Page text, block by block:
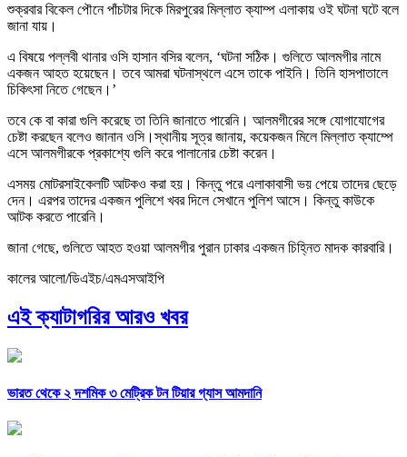
শুক্রবার বিকেল পৌনে পাঁচটার দিকে মিরপুরের মিল্লাত ক্যাম্প এলাকায় ওই ঘটনা ঘটে বলে
জানা যায়।
এ বিষয়ে পল্লবী থানার ওসি হাসান বসির বলেন, ‘ঘটনা সঠিক। গুলিতে আলমগীর নামে
একজন আহত হয়েছেন। তবে আমরা ঘটনাস্থলে এসে তাকে পাইনি। তিনি হাসপাতালে
চিকিৎসা নিতে গেছেন।’
তবে কে বা কারা গুলি করেছে তা তিনি জানাতে পারেনি। আলমগীরের সঙ্গে যোগাযোগের
চেষ্টা করছেন বলেও জানান ওসি।স্থানীয় সূত্র জানায়, কয়েকজন মিলে মিল্লাত ক্যাম্পে
এসে আলমগীরকে প্রকাশ্যে গুলি করে পালানোর চেষ্টা করেন।
এসময় মোটরসাইকেলটি আটকও করা হয়। কিন্তু পরে এলাকাবাসী ভয় পেয়ে তাদের ছেড়ে
দেন। এরপর তাদের একজন পুলিশে খবর দিলে সেখানে ‍পুলিশ আসে। কিন্তু কাউকে
আটক করতে পারেনি।
জানা গেছে, গুলিতে আহত হওয়া আলমগীর ‍পুরান ঢাকার একজন চিহ্নিত মাদক কারবারি।
কালের আলো/ডিএইচ/এমএসআইপি
এই ক্যাটাগরির আরও খবর
ভারত থেকে ২ দশমিক ৩ মেট্রিক টন টিয়ার গ্যাস আমদানি